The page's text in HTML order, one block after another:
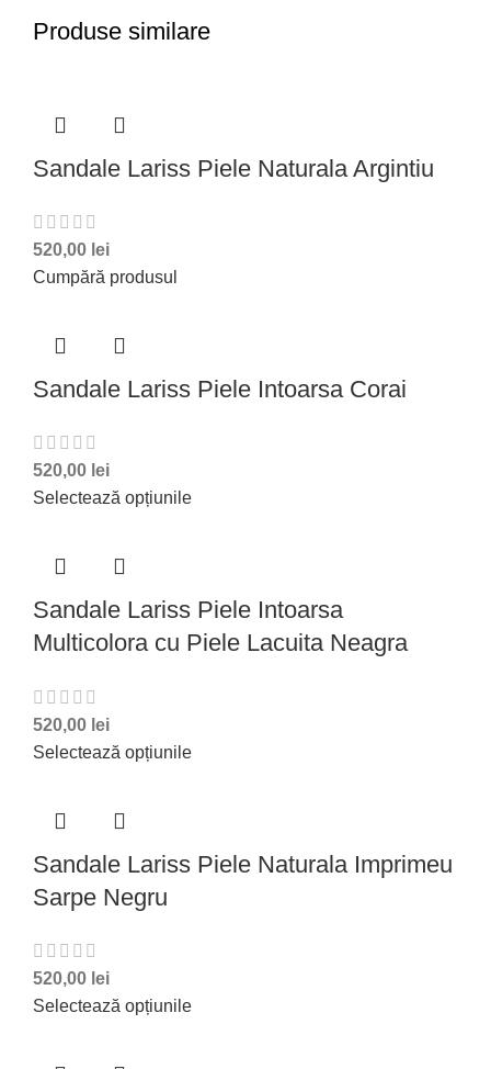
Produse similare
Sandale Lariss Piele Naturala Argintiu
520,00 lei
Cumpără produsul
Sandale Lariss Piele Intoarsa Corai
520,00 lei
Selectează opțiunile
Sandale Lariss Piele Intoarsa
Multicolora cu Piele Lacuita Neagra
520,00 lei
Selectează opțiunile
Sandale Lariss Piele Naturala Imprimeu
Sarpe Negru
520,00 lei
Selectează opțiunile